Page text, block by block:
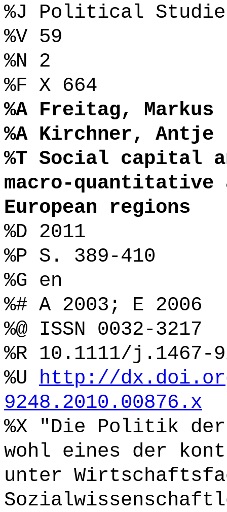
%J Political
%V 59
%N 2
%F X 664
%A Freitag, Markus
%A Kirchner, Antje
%T Social capital
macro-
European regions
%D 2011
%P S. 389-410
%G en
%# A 2003; E 2006
%@ ISSN 0032-3217
%R 10.1111/j.1467-
%U http://
9248.2010.00876.x
%X "Die Politik
wohl eines der
unter